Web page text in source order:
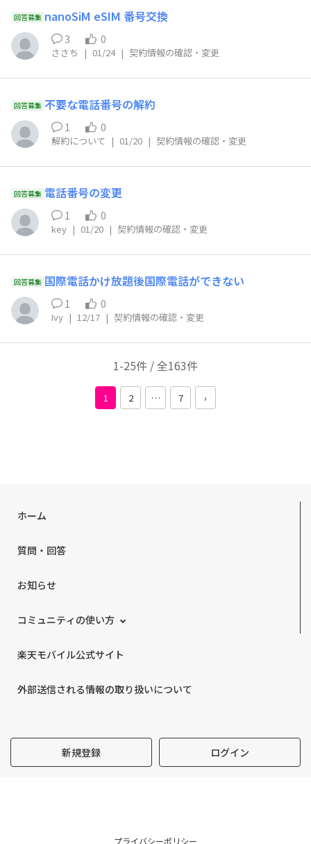
回答募集 nanoSiM eSIM 番号交換
3 0
ささち | 01/24 | 契約情報の確認・変更
回答募集 不要な電話番号の解約
1 0
解約について | 01/20 | 契約情報の確認・変更
回答募集 電話番号の変更
1 0
key | 01/20 | 契約情報の確認・変更
回答募集 国際電話かけ放題後国際電話ができない
1 0
Ivy | 12/17 | 契約情報の確認・変更
1-25件 / 全163件
1 2 … 7 ›
ホーム
質問・回答
お知らせ
コミュニティの使い方
楽天モバイル公式サイト
外部送信される情報の取り扱いについて
新規登録 ログイン
プライバシーポリシー